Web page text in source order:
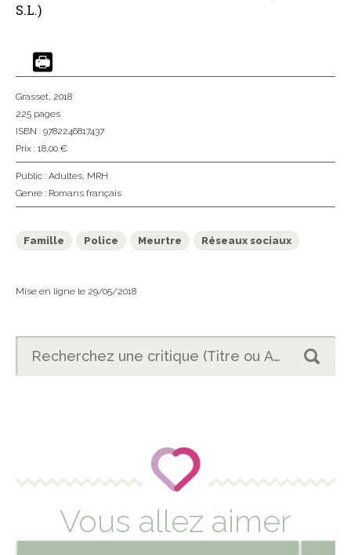
S.L.)
Grasset, 2018
225 pages
ISBN : 9782246817437
Prix : 18,00 €
Public : Adultes, MRH
Genre : Romans français
Famille Police Meurtre Réseaux sociaux
Mise en ligne le 29/05/2018
Vous allez aimer